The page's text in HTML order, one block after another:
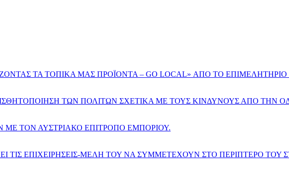
ΤΑ ΤΟΠΙΚΑ ΜΑΣ ΠΡΟΪΟΝΤΑ – GO LOCAL» ΑΠΟ ΤΟ
ΤΩΝ ΠΟΛΙΤΩΝ ΣΧΕΤΙΚΑ ΜΕ ΤΟΥΣ ΚΙΝΔΥΝΟΥΣ ΑΠΟ ΤΗΝ
ΤΟΝ ΑΥΣΤΡΙΑΚΟ ΕΠΙΤΡΟΠΟ ΕΜΠΟΡΙΟΥ.
ΤΙΣ ΕΠΙΧΕΙΡΗΣΕΙΣ-ΜΕΛΗ ΤΟΥ ΝΑ ΣΥΜΜΕΤΕΧΟΥΝ ΣΤΟ ΠΕΡΙΠΤΕΡΟ ΤΟΥ